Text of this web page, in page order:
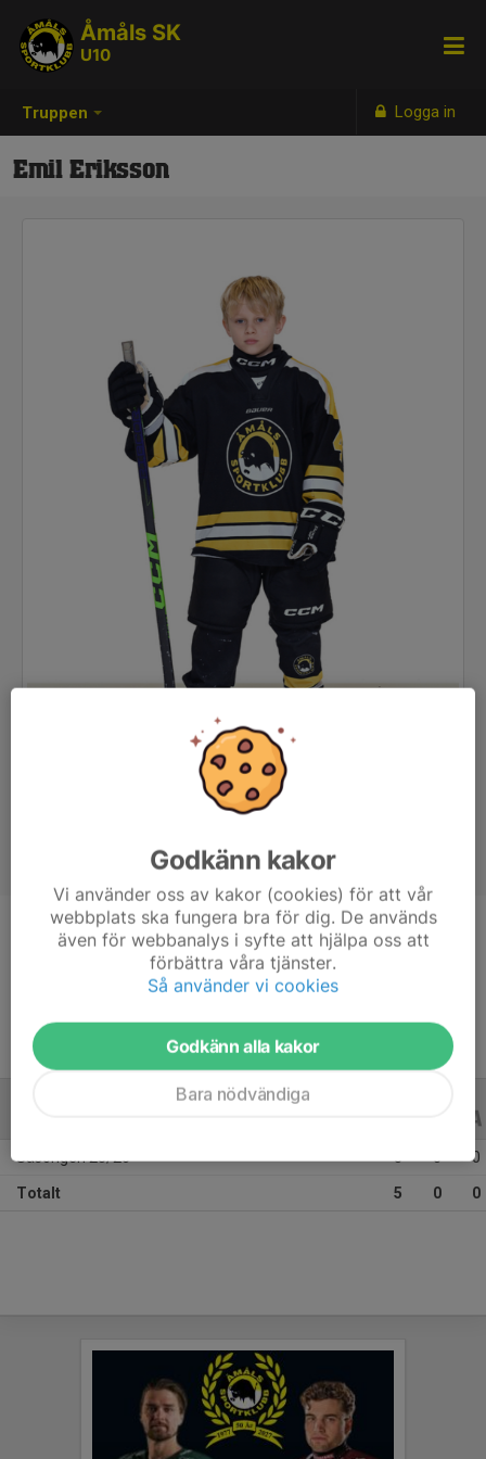
Truppen Logga in
Åmåls SK
U10
Emil Eriksson
Position
-
9 år
Säsongen 25/26 5 0 0
Totalt 5 0 0
Godkänn kakor
Vi använder oss av kakor (cookies) för att vår
webbplats ska fungera bra för dig. De används
även för webbanalys i syfte att hjälpa oss att
förbättra våra tjänster.
Så använder vi cookies
Godkänn alla kakor
Bara nödvändiga